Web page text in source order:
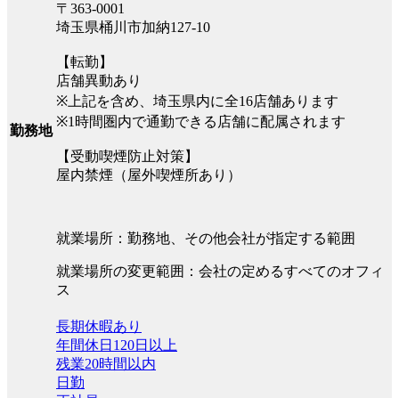
勤務地
〒363-0001
埼玉県桶川市加納127-10
【転勤】
店舗異動あり
※上記を含め、埼玉県内に全16店舗あります
※1時間圏内で通勤できる店舗に配属されます
【受動喫煙防止対策】
屋内禁煙（屋外喫煙所あり）
就業場所：勤務地、その他会社が指定する範囲
就業場所の変更範囲：会社の定めるすべてのオフィ
ス
長期休暇あり
年間休日120日以上
残業20時間以内
日勤